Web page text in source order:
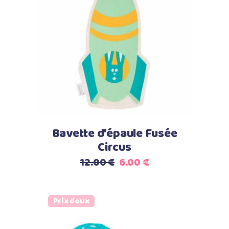
Ajouter au panier
Bavette d’épaule Fusée
Circus
12.00€ Le
6.00€Le
Prix doux